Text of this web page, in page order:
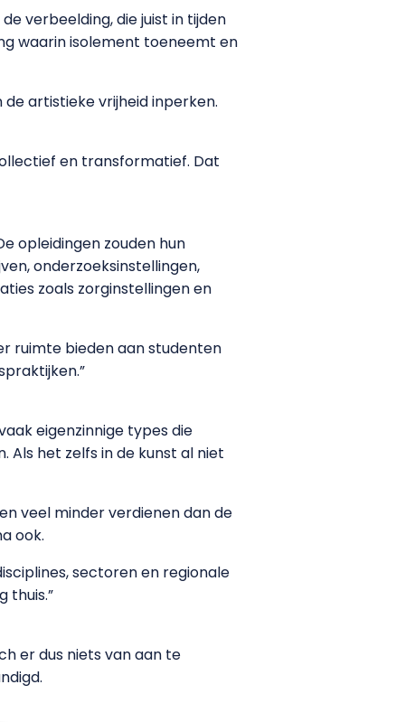
verbeelding, die juist in tijden
waarin isolement toeneemt en
artistieke vrijheid inperken.
en transformatief. Dat
opleidingen zouden hun
onderzoeksinstellingen,
zoals zorginstellingen en
ruimte bieden aan studenten
eigenzinnige types die
het zelfs in de kunst al niet
veel minder verdienen dan de
ook.
sectoren en regionale
thuis.”
er dus niets van aan te